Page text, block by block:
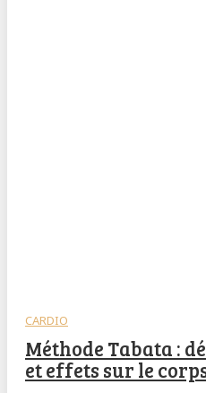
CARDIO
Méthode Tabata :
et effets sur le